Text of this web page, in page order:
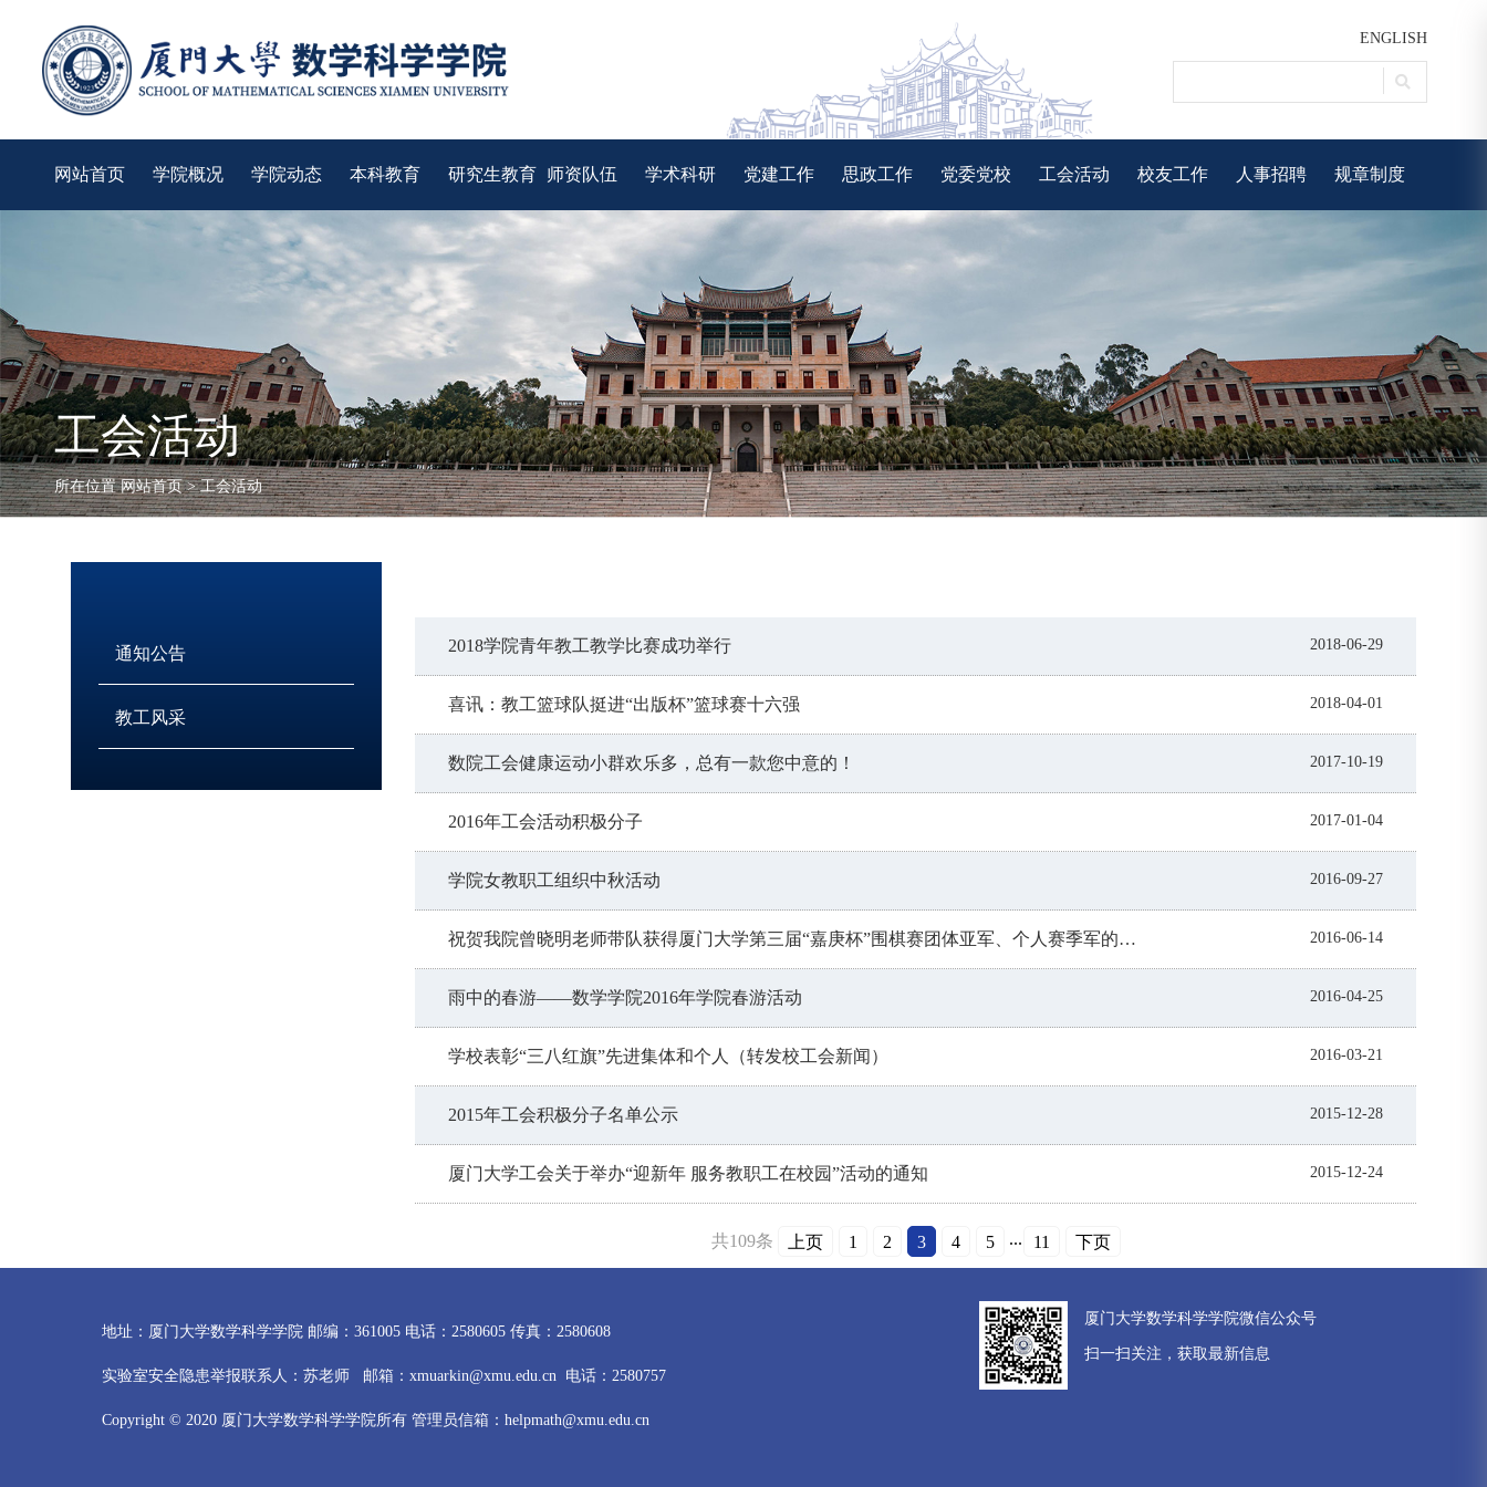
ENGLISH
网站首页 学院概况 学院动态 本科教育 研究生教育 师资队伍 学术科研 党建工作 思政工作 党委党校 工会活动 校友工作 人事招聘 规章制度
工会活动
所在位置网站首页>工会活动
通知公告
教工风采
2018学院青年教工教学比赛成功举行 2018-06-29
喜讯：教工篮球队挺进“出版杯”篮球赛十六强 2018-04-01
数院工会健康运动小群欢乐多，总有一款您中意的！ 2017-10-19
2016年工会活动积极分子 2017-01-04
学院女教职工组织中秋活动 2016-09-27
祝贺我院曾晓明老师带队获得厦门大学第三届“嘉庚杯”围棋赛团体亚军、个人赛季军的好成绩 2016-06-14
雨中的春游——数学学院2016年学院春游活动 2016-04-25
学校表彰“三八红旗”先进集体和个人（转发校工会新闻） 2016-03-21
2015年工会积极分子名单公示 2015-12-28
厦门大学工会关于举办“迎新年 服务教职工在校园”活动的通知 2015-12-24
共109条 上页 1 2 3 4 5 ... 11 下页
地址：厦门大学数学科学学院 邮编：361005 电话：2580605 传真：2580608
实验室安全隐患举报联系人：苏老师 邮箱：xmuarkin@xmu.edu.cn 电话：2580757
Copyright © 2020 厦门大学数学科学学院所有 管理员信箱：helpmath@xmu.edu.cn
厦门大学数学科学学院微信公众号
扫一扫关注，获取最新信息